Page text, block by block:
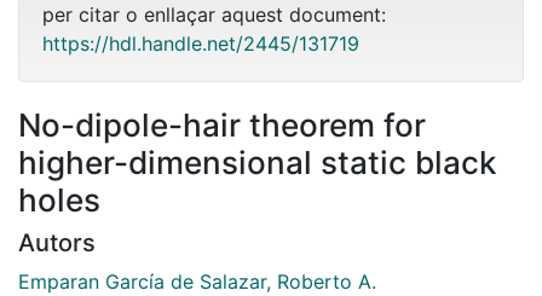
per citar o enllaçar aquest document:
https://hdl.handle.net/2445/131719
No-dipole-hair theorem for
higher-dimensional static black
holes
Autors
Emparan García de Salazar, Roberto A.